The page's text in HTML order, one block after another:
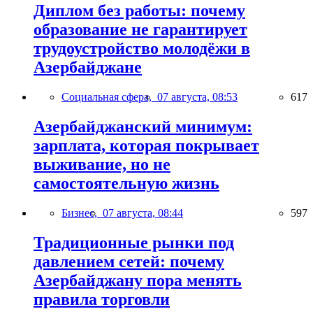
Диплом без работы: почему
образование не гарантирует
трудоустройство молодёжи в
Азербайджане
Социальная сфера, 07 августа, 08:53 617
Азербайджанский минимум:
зарплата, которая покрывает
выживание, но не
самостоятельную жизнь
Бизнес, 07 августа, 08:44 597
Традиционные рынки под
давлением сетей: почему
Азербайджану пора менять
правила торговли